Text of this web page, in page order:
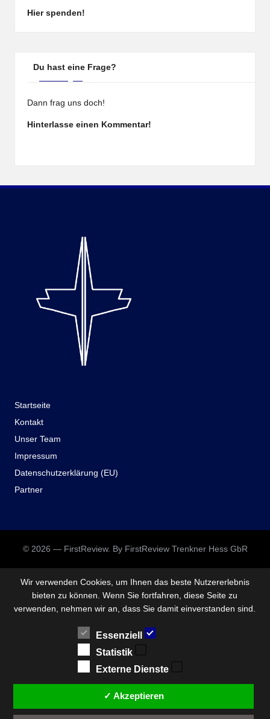
Hier spenden!
Du hast eine Frage?
Dann frag uns doch!
Hinterlasse einen Kommentar!
Startseite
Kontakt
Unser Team
Impressum
Datenschutzerklärung (EU)
Partner
© 2026 — FirstReview. By FirstReview Trenkner Hess GbR
Wir verwenden Cookies, um Ihnen das beste Nutzererlebnis
bieten zu können. Wenn Sie fortfahren, diese Seite zu
verwenden, nehmen wir an, dass Sie damit einverstanden sind.
Essenziell
Statistik
Externe Dienste
✓ Akzeptieren